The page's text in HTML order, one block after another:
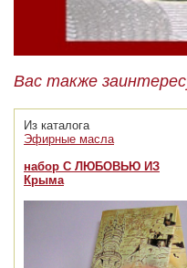
Вас также
Из каталога
Эфирные масла
набор С ЛЮБОВЬЮ ИЗ
Крыма